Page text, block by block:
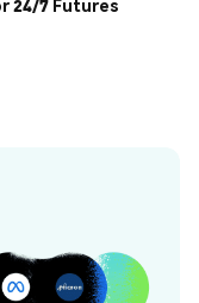
24/7 Futures